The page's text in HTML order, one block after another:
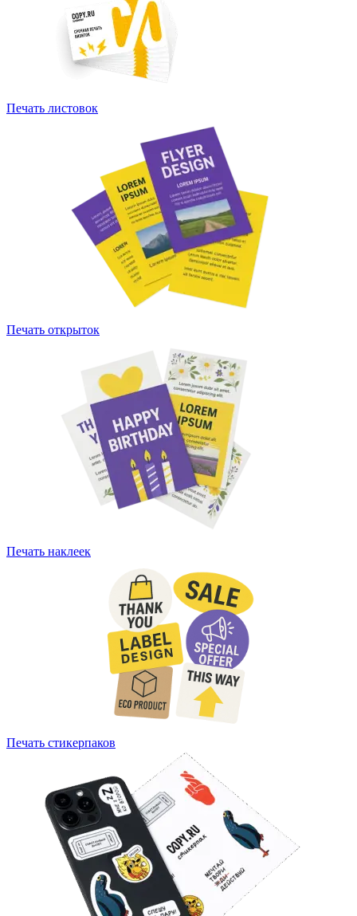
Печать листовок
Печать открыток
Печать наклеек
Печать стикерпаков